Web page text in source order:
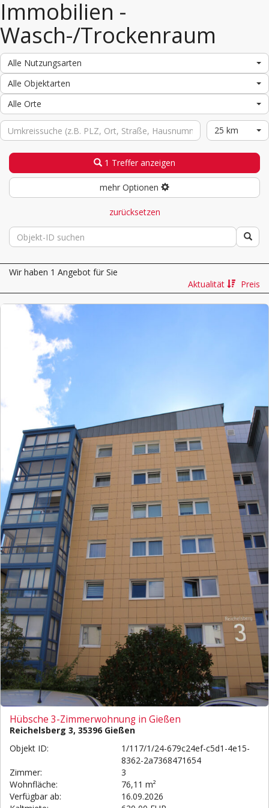
Immobilien -
Wasch-/Trockenraum
Alle Nutzungsarten
Alle Objektarten
Alle Orte
25 km
1 Treffer anzeigen
mehr Optionen
zurücksetzen
Wir haben 1 Angebot für Sie
Aktualität
Preis
Hübsche 3-Zimmerwohnung in Gießen
Reichelsberg 3, 35396 Gießen
Objekt ID:
1/117/1/24-679c24ef-c5d1-4e15-
8362-2a7368471654
Zimmer:
3
Wohnfläche:
76,11 m²
Verfügbar ab:
16.09.2026